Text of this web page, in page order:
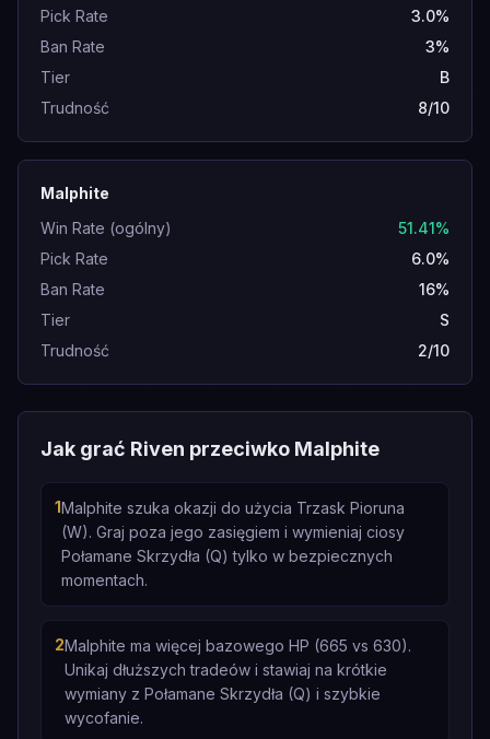
Pick Rate
3.0%
Ban Rate
3%
Tier
B
Trudność
8/10
Malphite
Win Rate (ogólny)
51.41%
Pick Rate
6.0%
Ban Rate
16%
Tier
S
Trudność
2/10
Jak grać Riven przeciwko Malphite
1Malphite szuka okazji do użycia Trzask Pioruna
(W). Graj poza jego zasięgiem i wymieniaj ciosy
Połamane Skrzydła (Q) tylko w bezpiecznych
momentach.
2Malphite ma więcej bazowego HP (665 vs 630).
Unikaj dłuższych tradeów i stawiaj na krótkie
wymiany z Połamane Skrzydła (Q) i szybkie
wycofanie.